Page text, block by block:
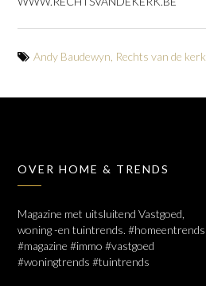
Andy Baudewyn Rechts van de kerk
OVER HOME & TRENDS
Magazine met uitsluitend Vastgoed,
woning -en tuintrends. #homeentrends
#magazine #immo #vastgoed
#woningtrends #tuintrends